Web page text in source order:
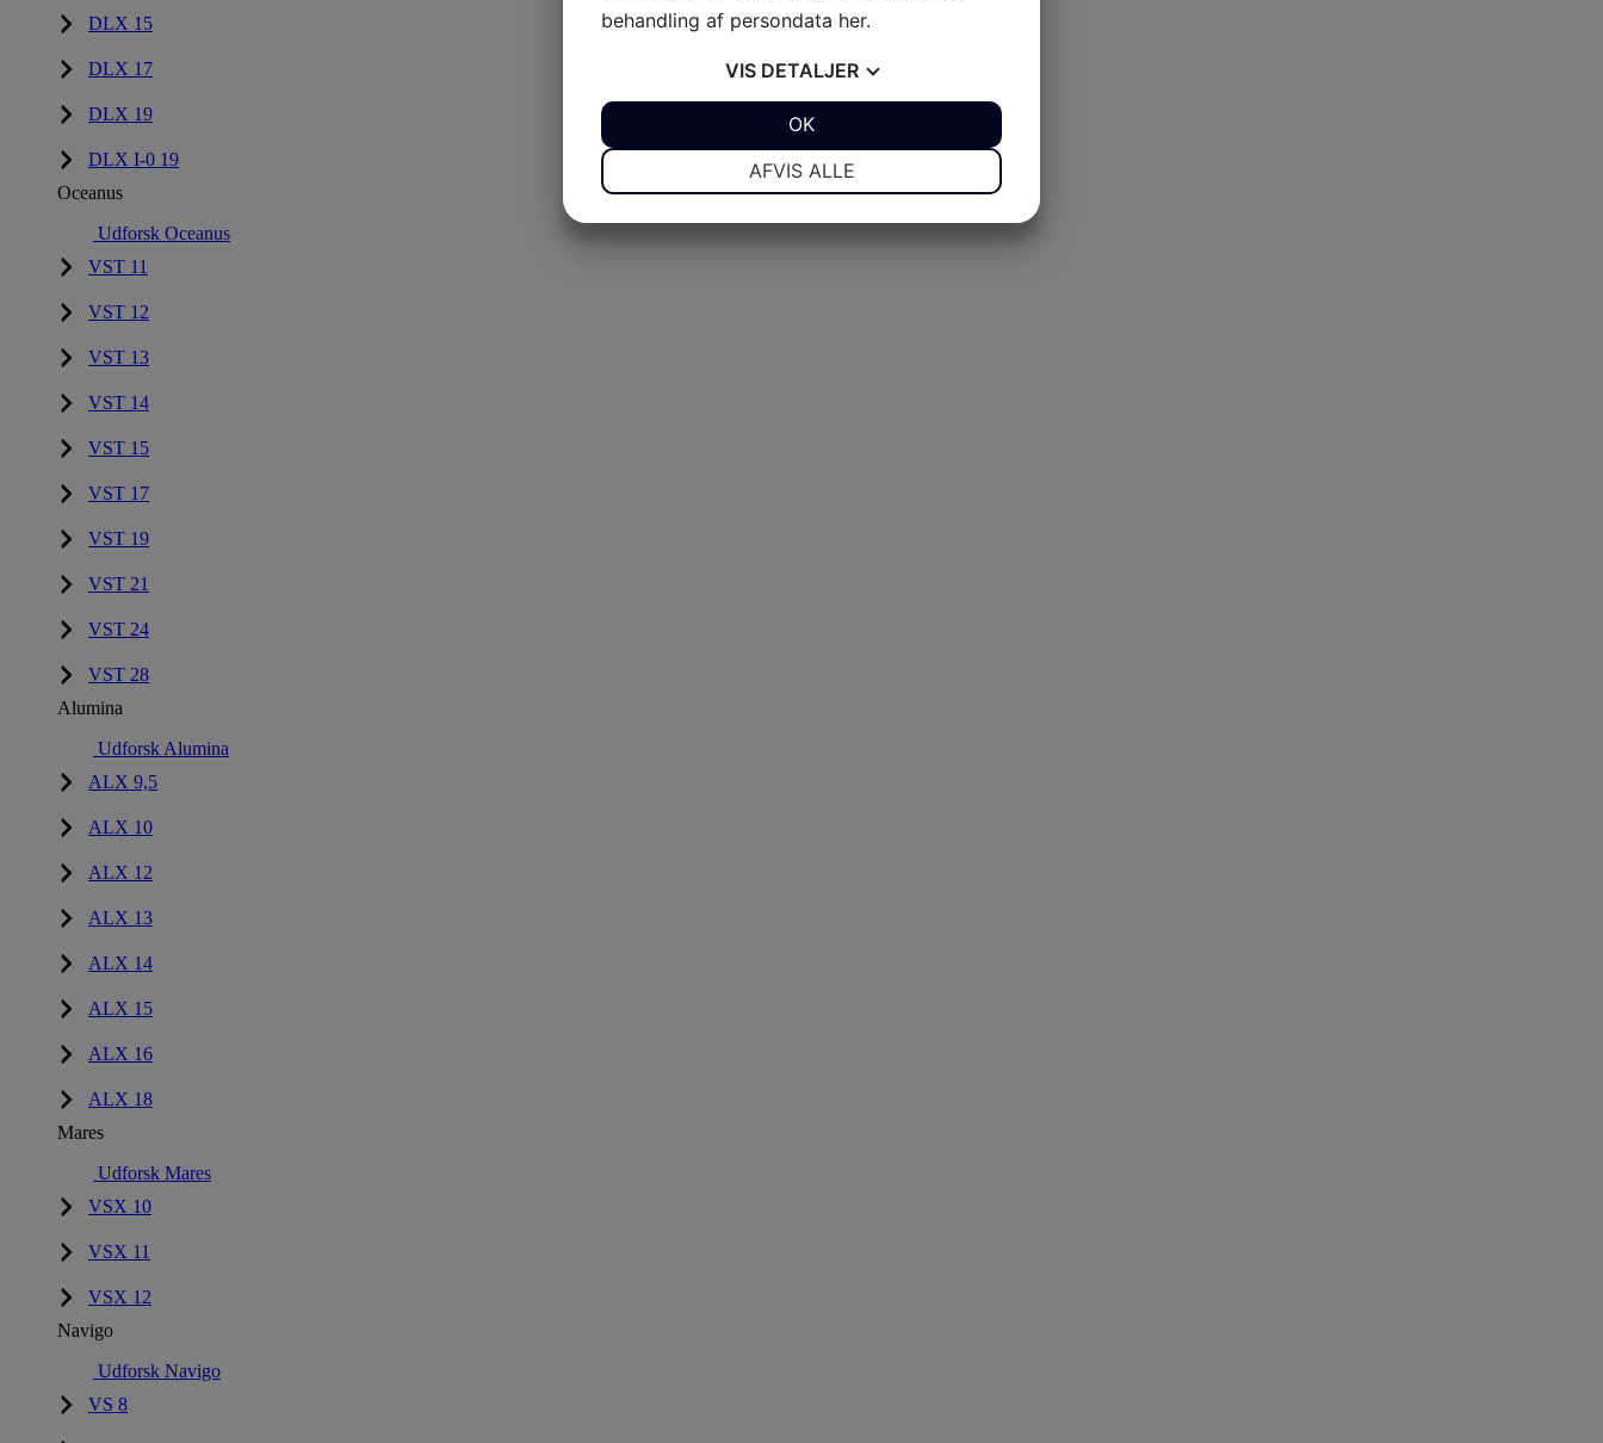
DLX 15
DLX 17
DLX 19
DLX I-0 19
Oceanus
Udforsk Oceanus
VST 11
VST 12
VST 13
VST 14
VST 15
VST 17
VST 19
VST 21
VST 24
VST 28
Alumina
Udforsk Alumina
ALX 9,5
ALX 10
ALX 12
ALX 13
ALX 14
ALX 15
ALX 16
ALX 18
Mares
Udforsk Mares
VSX 10
VSX 11
VSX 12
Navigo
Udforsk Navigo
VS 8
behandling af persondata her.
VIS DETALJER
AFVIS ALLE
OK